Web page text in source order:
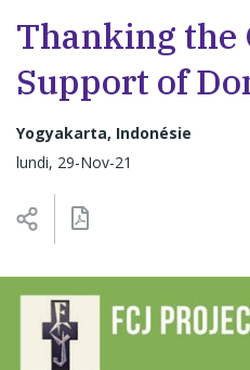
Thanking the
Support of
Yogyakarta, Indonésie
lundi, 29-Nov-21